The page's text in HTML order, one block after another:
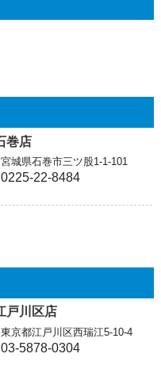
巻店
宮城県石巻市三ツ股1-1-101
0225-22-8484
戸川区店
東京都江戸川区西瑞江5-10-4
03-5878-0304